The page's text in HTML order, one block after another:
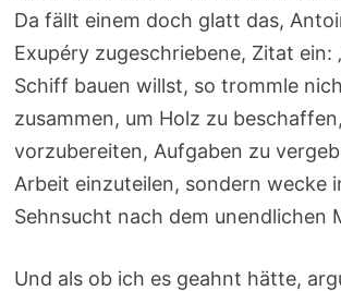
Da fällt einem doch glatt das,
Exupéry zugeschriebene, Zitat ein:
Schiff bauen willst, so trommle
zusammen, um Holz zu
vorzubereiten, Aufgaben zu
Arbeit einzuteilen, sondern wecke
Sehnsucht nach dem unendlichen
Und als ob ich es geahnt hätte,